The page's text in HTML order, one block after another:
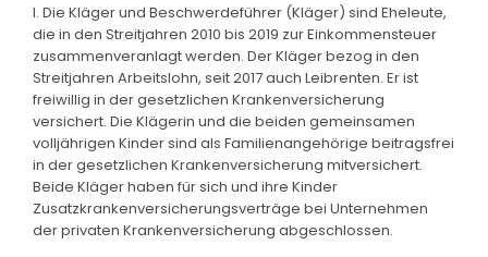
I. Die Kläger und Beschwerdeführer (Kläger) sind Eheleute,
die in den Streitjahren 2010 bis 2019 zur Einkommensteuer
zusammenveranlagt werden. Der Kläger bezog in den
Streitjahren Arbeitslohn, seit 2017 auch Leibrenten. Er ist
freiwillig in der gesetzlichen Krankenversicherung
versichert. Die Klägerin und die beiden gemeinsamen
volljährigen Kinder sind als Familienangehörige beitragsfrei
in der gesetzlichen Krankenversicherung mitversichert.
Beide Kläger haben für sich und ihre Kinder
Zusatzkrankenversicherungsverträge bei Unternehmen
der privaten Krankenversicherung abgeschlossen.